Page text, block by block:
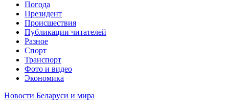
Погода
Президент
Происшествия
Публикации читателей
Разное
Спорт
Транспорт
Фото и видео
Экономика
Новости Беларуси и мира